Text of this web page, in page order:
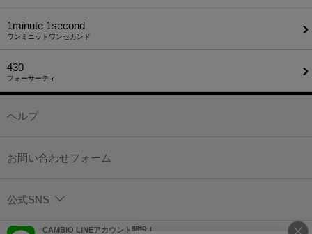
1minute​ 1second
ワンミニットワンセカンド
430
フォーサーティ
ヘルプ
お問い合わせフォーム
公式SNS
CAMBIO LINEアカウント開設！